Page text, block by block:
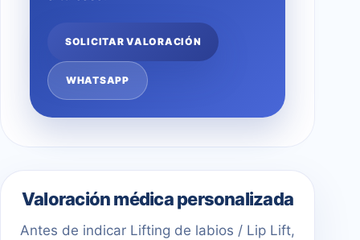
SOLICITAR VALORACIÓN
WHATSAPP
Valoración médica personalizada
Antes de indicar Lifting de labios / Lip Lift,